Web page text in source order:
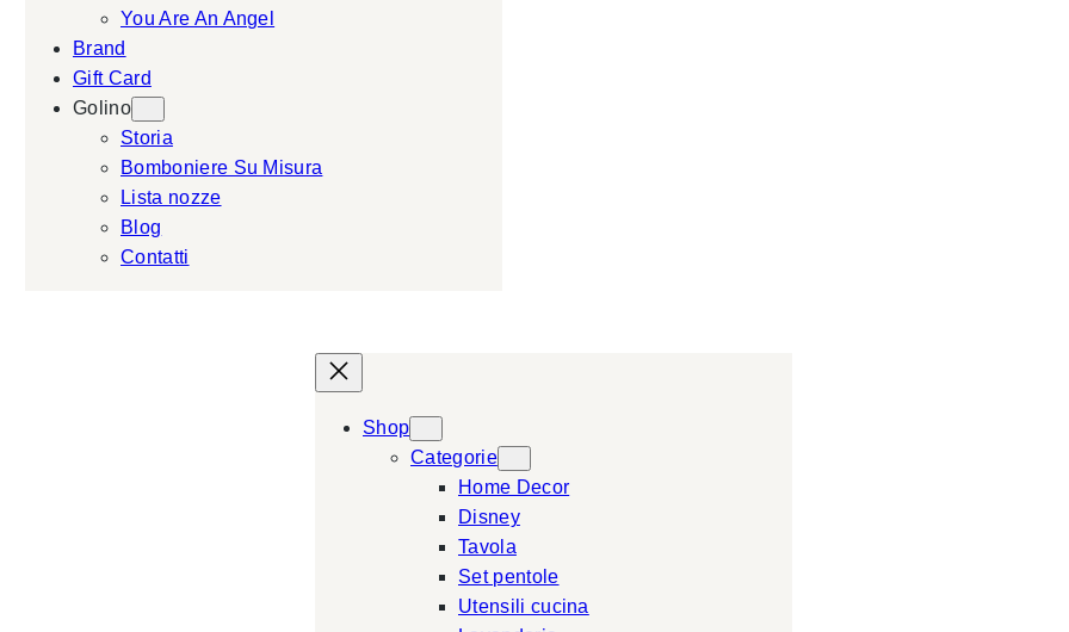
You Are An Angel
Brand
Gift Card
Golino
Storia
Bomboniere Su Misura
Lista nozze
Blog
Contatti
Shop
Categorie
Home Decor
Disney
Tavola
Set pentole
Utensili cucina